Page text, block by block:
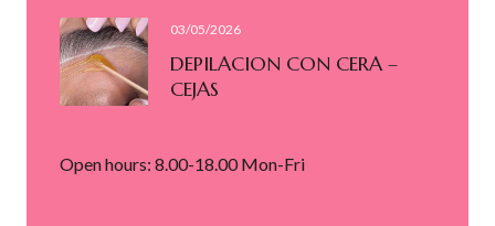
03/05/2026
DEPILACION CON CERA –
CEJAS
Open hours: 8.00-18.00 Mon-Fri